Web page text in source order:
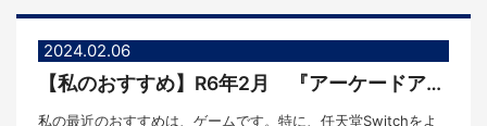
2024.02.06
【私のおすすめ】R6年2月 『アーケードアーカイブス マリオブラザーズ』
私の最近のおすすめは、ゲームです。特に、任天堂Switchをよ